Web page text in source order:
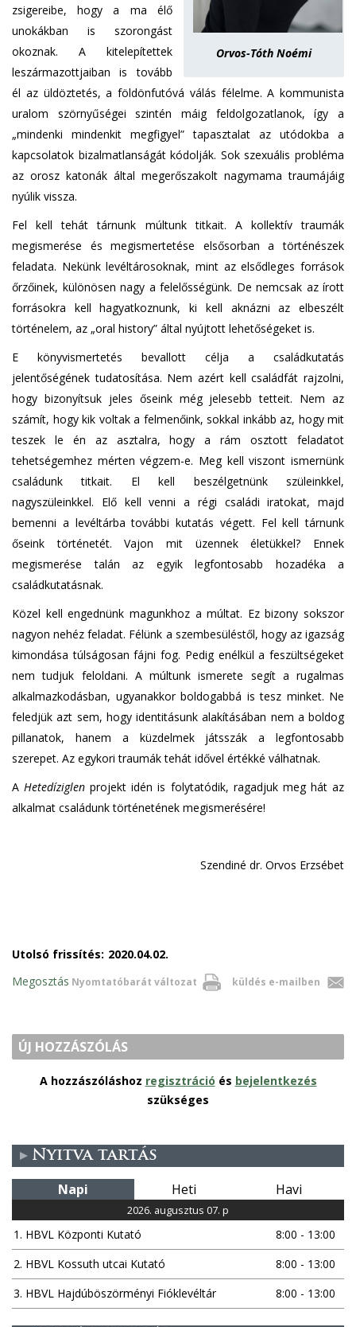
Orvos-Tóth Noémi
zsigereibe, hogy a ma élő
unokákban is szorongást
okoznak. A kitelepítettek
leszármazottjaiban is tovább
él az üldöztetés, a földönfutóvá válás félelme. A kommunista
uralom szörnyűségei szintén máig feldolgozatlanok, így a
„mindenki mindenkit megfigyel” tapasztalat az utódokba a
kapcsolatok bizalmatlanságát kódolják. Sok szexuális probléma
az orosz katonák által megerőszakolt nagymama traumájáig
nyúlik vissza.
Fel kell tehát tárnunk múltunk titkait. A kollektív traumák
megismerése és megismertetése elsősorban a történészek
feladata. Nekünk levéltárosoknak, mint az elsődleges források
őrzőinek, különösen nagy a felelősségünk. De nemcsak az írott
forrásokra kell hagyatkoznunk, ki kell aknázni az elbeszélt
történelem, az „oral history” által nyújtott lehetőségeket is.
E könyvismertetés bevallott célja a családkutatás
jelentőségének tudatosítása. Nem azért kell családfát rajzolni,
hogy bizonyítsuk jeles őseink még jelesebb tetteit. Nem az
számít, hogy kik voltak a felmenőink, sokkal inkább az, hogy mit
teszek le én az asztalra, hogy a rám osztott feladatot
tehetségemhez mérten végzem-e. Meg kell viszont ismernünk
családunk titkait. El kell beszélgetnünk szüleinkkel,
nagyszüleinkkel. Elő kell venni a régi családi iratokat, majd
bemenni a levéltárba további kutatás végett. Fel kell tárnunk
őseink történetét. Vajon mit üzennek életükkel? Ennek
megismerése talán az egyik legfontosabb hozadéka a
családkutatásnak.
Közel kell engednünk magunkhoz a múltat. Ez bizony sokszor
nagyon nehéz feladat. Félünk a szembesüléstől, hogy az igazság
kimondása túlságosan fájni fog. Pedig enélkül a feszültségeket
nem tudjuk feloldani. A múltunk ismerete segít a rugalmas
alkalmazkodásban, ugyanakkor boldogabbá is tesz minket. Ne
feledjük azt sem, hogy identitásunk alakításában nem a boldog
pillanatok, hanem a küzdelmek játsszák a legfontosabb
szerepet. Az egykori traumák tehát idővel értékké válhatnak.
AHetedíziglen projekt idén is folytatódik, ragadjuk meg hát az
alkalmat családunk történetének megismerésére!
Szendiné dr. Orvos Erzsébet
Utolsó frissítés: 2020.04.02.
Nyomtatóbarát változat küldés e-mailben
Megosztás
ÚJ HOZZÁSZÓLÁS
A hozzászóláshoz regisztráció és bejelentkezés
szükséges
Nyitva tartás
Napi Heti Havi
2026. augusztus 07. p
1. HBVL Központi Kutató
8:00 - 13:00
2. HBVL Kossuth utcai Kutató
8:00 - 13:00
3. HBVL Hajdúböszörményi Fióklevéltár
8:00 - 13:00